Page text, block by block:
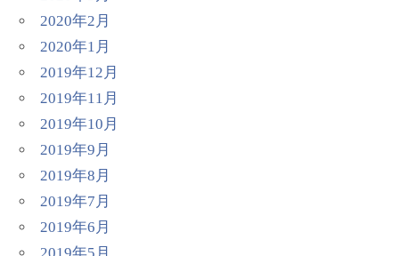
2020年2月
2020年1月
2019年12月
2019年11月
2019年10月
2019年9月
2019年8月
2019年7月
2019年6月